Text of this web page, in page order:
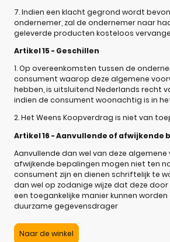
7. Indien een klacht gegrond wordt
ondernemer, zal de ondernemer naar
geleverde producten kosteloos
Artikel 15 - Geschillen
1. Op overeenkomsten tussen de
consument waarop deze algemene
hebben, is uitsluitend Nederlands recht
indien de consument woonachtig is in
2. Het Weens Koopverdrag is niet van
Artikel 16 - Aanvullende of afwijkende
Aanvullende dan wel van deze
afwijkende bepalingen mogen niet ten
consument zijn en dienen schriftelijk te
dan wel op zodanige wijze dat deze
een toegankelijke manier kunnen
duurzame gegevensdrager
Naar de winkel